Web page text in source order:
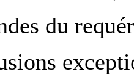
du